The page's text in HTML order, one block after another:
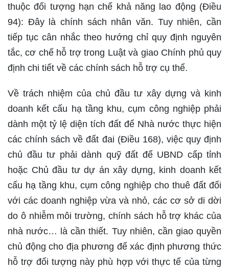
thuộc đối tượng hạn chế khả năng lao động (Điều
94): Đây là chính sách nhân văn. Tuy nhiên, cần
tiếp tục cân nhắc theo hướng chỉ quy định nguyên
tắc, cơ chế hỗ trợ trong Luật và giao Chính phủ quy
định chi tiết về các chính sách hỗ trợ cụ thể.
Về trách nhiệm của chủ đầu tư xây dựng và kinh
doanh kết cấu hạ tầng khu, cụm công nghiệp phải
dành một tỷ lệ diện tích đất để Nhà nước thực hiện
các chính sách về đất đai (Điều 168), việc quy định
chủ đầu tư phải dành quỹ đất để UBND cấp tỉnh
hoặc Chủ đầu tư dự án xây dựng, kinh doanh kết
cấu hạ tầng khu, cụm công nghiệp cho thuê đất đối
với các doanh nghiệp vừa và nhỏ, các cơ sở di dời
do ô nhiễm môi trường, chính sách hỗ trợ khác của
nhà nước… là cần thiết. Tuy nhiên, cần giao quyền
chủ động cho địa phương để xác định phương thức
hỗ trợ đối tượng này phù hợp với thực tế của từng